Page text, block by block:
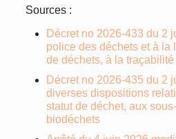
Sources :
Décret no 2026-433 du 2
police des déchets et à la
de déchets, à la
Décret no 2026-435 du 2
diverses dispositions
statut de déchet, aux
biodéchets